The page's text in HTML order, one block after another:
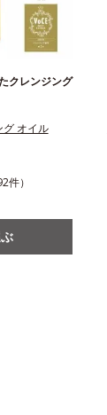
クレンジング
グ オイル
件）